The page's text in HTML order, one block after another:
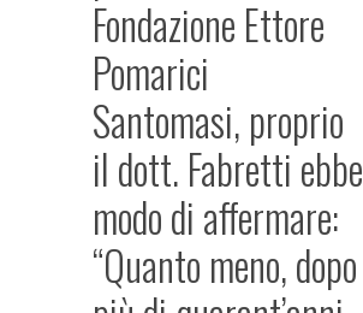
Fondazione Ettore
Pomarici
Santomasi, proprio
il dott. Fabretti ebbe
modo di affermare:
“Quanto meno, dopo